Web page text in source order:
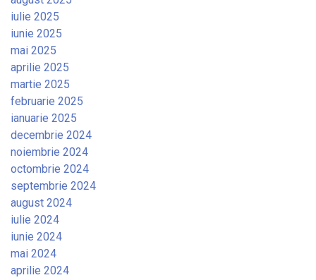
iulie 2025
iunie 2025
mai 2025
aprilie 2025
martie 2025
februarie 2025
ianuarie 2025
decembrie 2024
noiembrie 2024
octombrie 2024
septembrie 2024
august 2024
iulie 2024
iunie 2024
mai 2024
aprilie 2024